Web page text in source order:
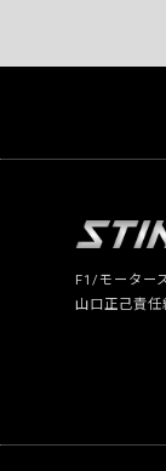
F1/モーター
山口正己責任